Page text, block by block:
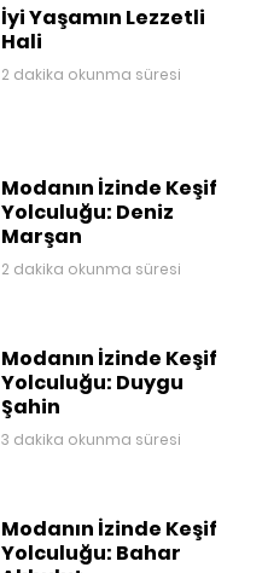
İyi Yaşamın Lezzetli
Hali
2 dakika okunma süresi
Modanın İzinde Keşif
Yolculuğu: Deniz
Marşan
2 dakika okunma süresi
Modanın İzinde Keşif
Yolculuğu: Duygu
Şahin
3 dakika okunma süresi
Modanın İzinde Keşif
Yolculuğu: Bahar